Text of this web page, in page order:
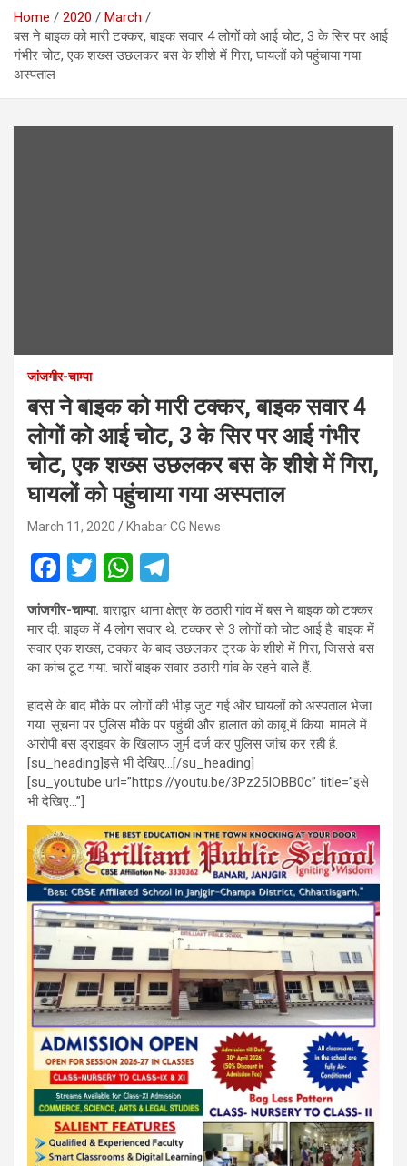
Home 2020
March
बस ने बाइक को मारी टक्कर, बाइक सवार 4 लोगों को आई चोट, 3 के सिर पर आई
गंभीर चोट, एक शख्स उछलकर बस के शीशे में गिरा, घायलों को पहुंचाया गया
अस्पताल
जांजगीर-चाम्पा
बस ने बाइक को मारी टक्कर, बाइक सवार 4
लोगों को आई चोट, 3 के सिर पर आई गंभीर
चोट, एक शख्स उछलकर बस के शीशे में गिरा,
घायलों को पहुंचाया गया अस्पताल
March 11, 2020 Khabar CG News
F
a
ce
b
o
o
k
T
wi
tt
er
W
h
at
s
A
p
p
el
e
gr
a
m
जांजगीर-चाम्पा. बाराद्वार थाना क्षेत्र के ठठारी गांव में बस ने बाइक को टक्कर
मार दी. बाइक में 4 लोग सवार थे. टक्कर से 3 लोगों को चोट आई है. बाइक में
सवार एक शख्स, टक्कर के बाद उछलकर ट्रक के शीशे में गिरा, जिससे बस
का कांच टूट गया. चारों बाइक सवार ठठारी गांव के रहने वाले हैं.
हादसे के बाद मौके पर लोगों की भीड़ जुट गई और घायलों को अस्पताल भेजा
गया. सूचना पर पुलिस मौके पर पहुंची और हालात को काबू में किया. मामले में
आरोपी बस ड्राइवर के खिलाफ जुर्म दर्ज कर पुलिस जांच कर रही है.
[su_heading]इसे भी देखिए…[/su_heading]
[su_youtube url=”https://youtu.be/3Pz25IOBB0c” title=”इसे
भी देखिए…”]